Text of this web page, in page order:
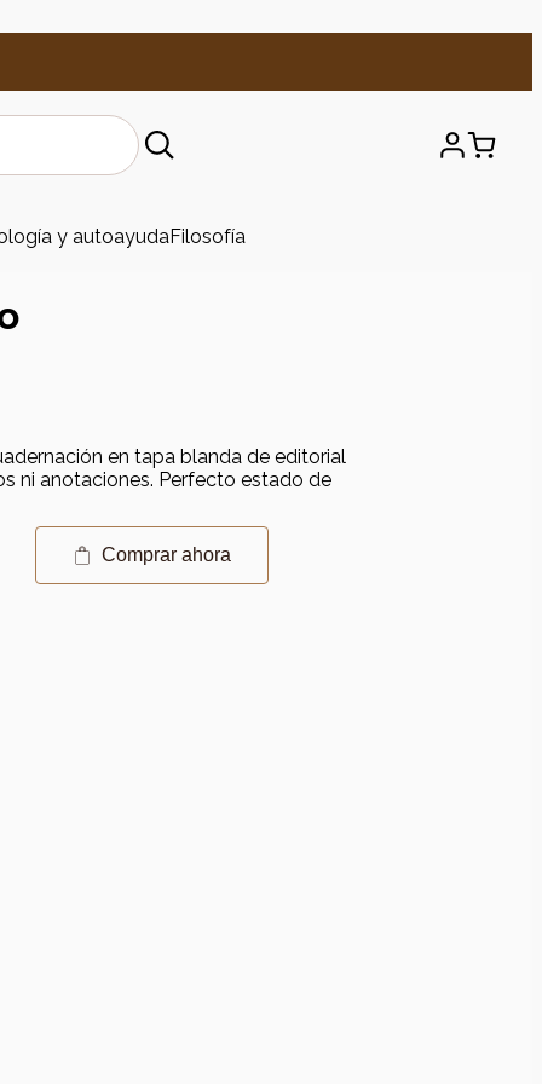
y autoayudaFilosofía
en tapa blanda de editorial
ni anotaciones. Perfecto estado de
Comprar ahora